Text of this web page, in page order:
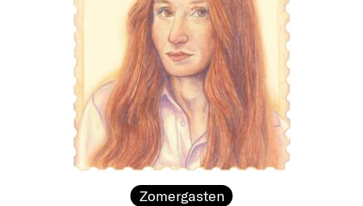
Zomergasten